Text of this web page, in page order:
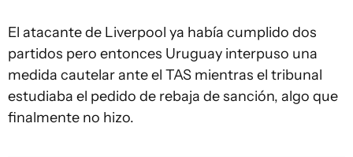
El atacante de Liverpool ya había cumplido dos
partidos pero entonces Uruguay interpuso una
medida cautelar ante el TAS mientras el tribunal
estudiaba el pedido de rebaja de sanción, algo que
finalmente no hizo.